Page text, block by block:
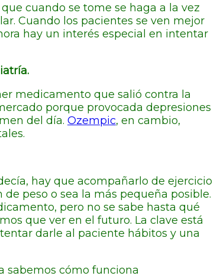
cuando se tome se haga a la vez
Cuando los pacientes se ven mejor
hay un interés especial en intentar
medicamento que salió contra la
porque provocada depresiones
del día. Ozempic, en cambio,
hay que acompañarlo de ejercicio
peso o sea la más pequeña posible.
pero no se sabe hasta qué
que ver en el futuro. La clave está
darle al paciente hábitos y una
sabemos cómo funciona